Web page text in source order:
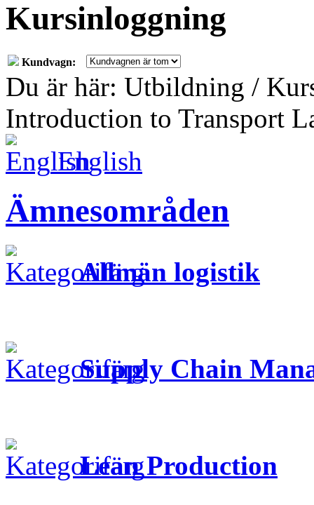
Kursinloggning
Kundvagn:
Du är här: Utbildning /
Introduction to Transport
English
Ämnesområden
Allmän logistik
Supply Chain
Lean Production